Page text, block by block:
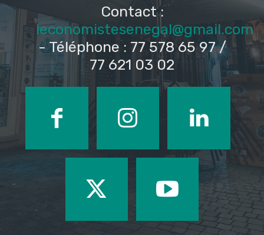
Contact :
leconomistesenegal@gmail.com
- Téléphone : 77 578 65 97 /
77 621 03 02